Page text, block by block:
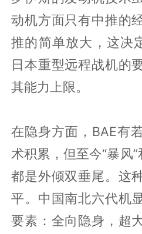
动机方面只有中推的
推的简单放大，这决
日本重型远程战机的
其能力上限。
在隐身方面，BAE有
术积累，但至今“暴风
都是外倾双垂尾。这
平。中国南北六代机
要素：全向隐身，超